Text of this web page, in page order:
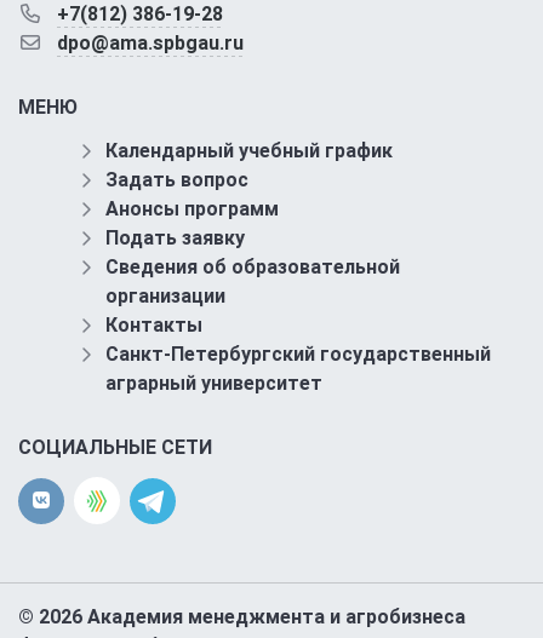
+7(812) 386-19-28
dpo@ama.spbgau.ru
МЕНЮ
Календарный учебный график
Задать вопрос
Анонсы программ
Подать заявку
Сведения об образовательной
организации
Контакты
Санкт-Петербургский государственный
аграрный университет
СОЦИАЛЬНЫЕ СЕТИ
© 2026 Академия менеджмента и агробизнеса